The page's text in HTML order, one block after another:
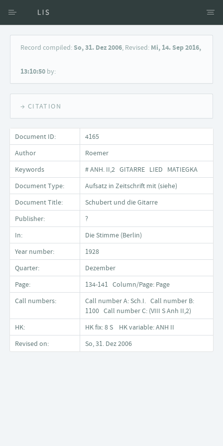
Access via Author
Keyword Search
Record compiled:So, 31. Dez 2006, Revised: Mi, 14. Sep 2016,
13:10:50 by:
→ CITATION
Document ID:
4165
Author
Roemer
Keywords
# ANH. II,2 GITARRE LIED MATIEGKA
Document Type:
Aufsatz in Zeitschrift mit (siehe)
Document Title:
Schubert und die Gitarre
Publisher:
?
In:
Die Stimme (Berlin)
Year number:
1928
Quarter:
Dezember
Page:
134-141 Column/Page: Page
Call numbers:
Call number A: Sch.I. Call number B:
1100 Call number C: (VIII S Anh II,2)
HK:
HK fix: 8 S HK variable: ANH II
Revised on:
So, 31. Dez 2006